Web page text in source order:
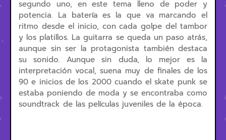
segundo uno, en este tema lleno de poder y
potencia. La batería es la que va marcando el
ritmo desde el inicio, con cada golpe del tambor
y los platillos. La guitarra se queda un paso atrás,
aunque sin ser la protagonista también destaca
su sonido. Aunque sin duda, lo mejor es la
interpretación vocal, suena muy de finales de los
90 e inicios de los 2000 cuando el skate punk se
estaba poniendo de moda y se encontraba como
soundtrack de las películas juveniles de la época.